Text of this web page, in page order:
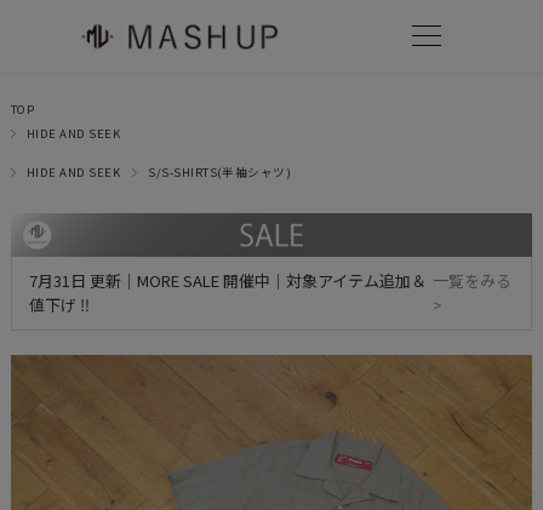
TOP
HIDE AND SEEK
HIDE AND SEEK S/S-SHIRTS(半袖シャツ)
7月31日 更新｜MORE SALE 開催中｜対象アイテム追加＆
値下げ ‼
一覧をみる
>